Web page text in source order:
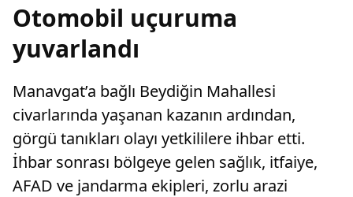
Otomobil uçuruma
yuvarlandı
Manavgat’a bağlı Beydiğin Mahallesi
civarlarında yaşanan kazanın ardından,
görgü tanıkları olayı yetkililere ihbar etti.
İhbar sonrası bölgeye gelen sağlık, itfaiye,
AFAD ve jandarma ekipleri, zorlu arazi